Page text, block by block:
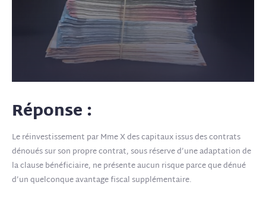
Réponse :
Le réinvestissement par Mme X des capitaux issus des contrats
dénoués sur son propre contrat, sous réserve d’une adaptation de
la clause bénéficiaire, ne présente aucun risque parce que dénué
d’un quelconque avantage fiscal supplémentaire.